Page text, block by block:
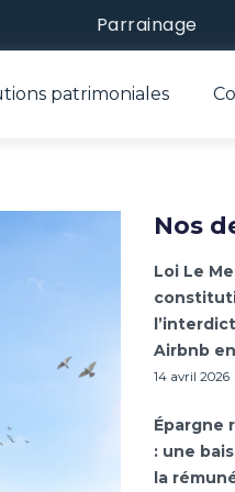
Parrainage
patrimoniales
Nos
Loi Le
Airbnb
14 avril 2026
Épargne
: une
la